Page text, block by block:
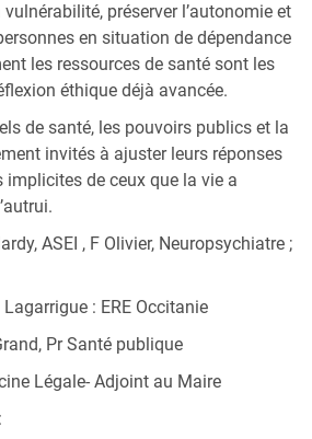
préserver l’autonomie et
en situation de dépendance
les ressources de santé sont les
éthique déjà avancée.
de santé, les pouvoirs publics et la
invités à ajuster leurs réponses
de ceux que la vie a
ASEI , F Olivier, Neuropsychiatre ;
: ERE Occitanie
Pr Santé publique
Légale- Adjoint au Maire
: